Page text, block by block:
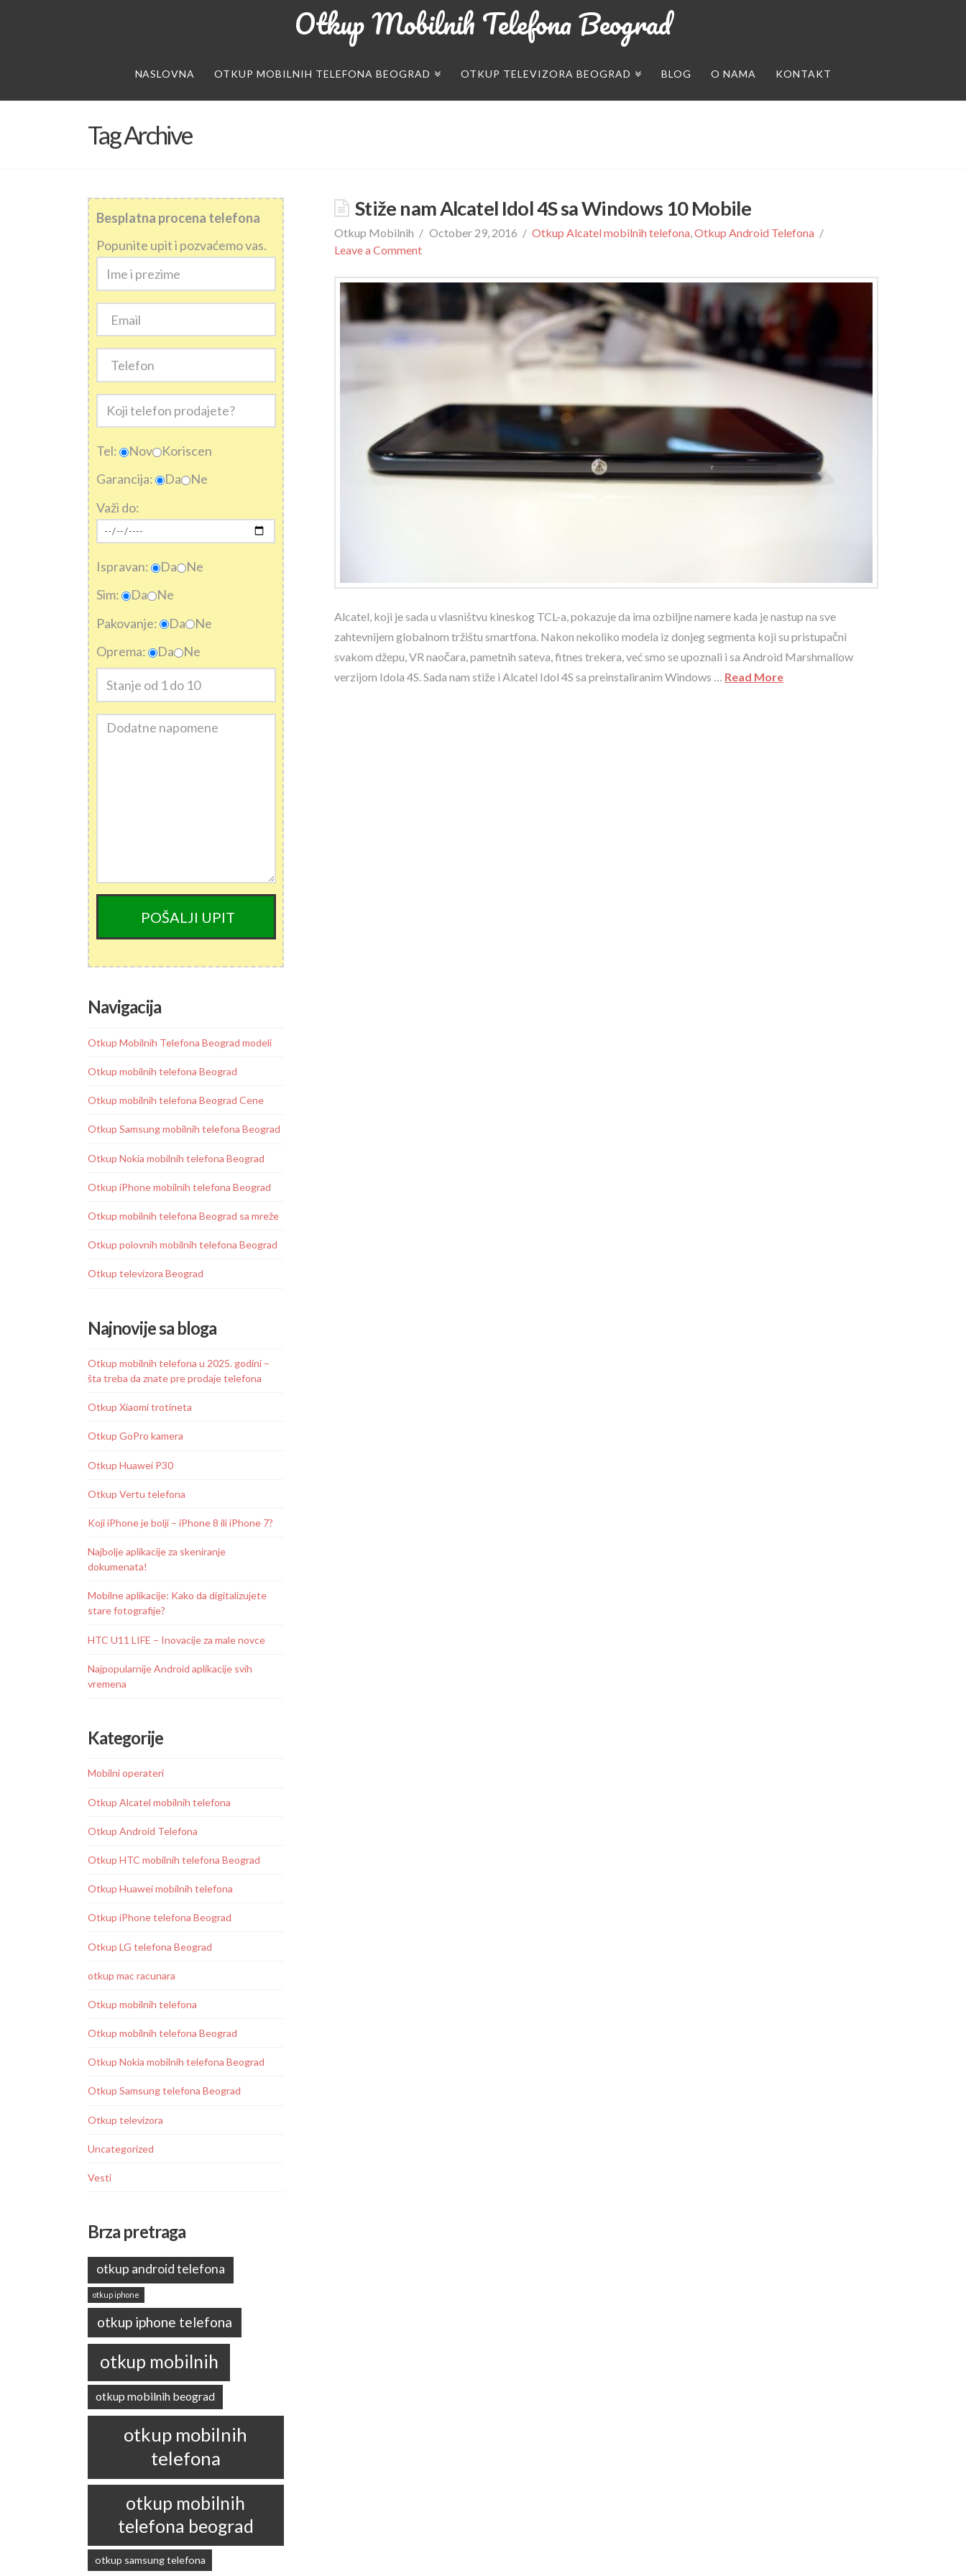
Otkup Mobilnih Telefona Beograd
NASLOVNA OTKUP MOBILNIH TELEFONA BEOGRAD OTKUP TELEVIZORA BEOGRAD BLOG O NAMA KONTAKT
Tag Archive
Stiže nam Alcatel Idol 4S sa Windows 10 Mobile
Otkup Mobilnih October 29, 2016 Otkup Alcatel mobilnih telefona Otkup Android Telefona
Leave a Comment
Alcatel, koji je sada u vlasništvu kineskog TCL-a, pokazuje da ima ozbiljne namere kada je nastup na sve
zahtevnijem globalnom tržištu smartfona. Nakon nekoliko modela iz donjeg segmenta koji su pristupačni
svakom džepu, VR naočara, pametnih sateva, fitnes trekera, već smo se upoznali i sa Android Marshmallow
verzijom Idola 4S. Sada nam stiže i Alcatel Idol 4S sa preinstaliranim Windows … Read More
Besplatna procena telefona
Popunite upit i pozvaćemo vas.
Tel: Nov
Koriscen
Garancija:
Da
Ne
Važi do:
Ispravan: Da
Ne
Sim:
Da
Ne
Pakovanje:
Da
Ne
Oprema:
Da Ne
Navigacija
Otkup Mobilnih Telefona Beograd modeli
Otkup mobilnih telefona Beograd
Otkup mobilnih telefona Beograd Cene
Otkup Samsung mobilnih telefona Beograd
Otkup Nokia mobilnih telefona Beograd
Otkup iPhone mobilnih telefona Beograd
Otkup mobilnih telefona Beograd sa mreže
Otkup polovnih mobilnih telefona Beograd
Otkup televizora Beograd
Najnovije sa bloga
Otkup mobilnih telefona u 2025. godini –
šta treba da znate pre prodaje telefona
Otkup Xiaomi trotineta
Otkup GoPro kamera
Otkup Huawei P30
Otkup Vertu telefona
Koji iPhone je bolji – iPhone 8 ili iPhone 7?
Najbolje aplikacije za skeniranje
dokumenata!
Mobilne aplikacije: Kako da digitalizujete
stare fotografije?
HTC U11 LIFE – Inovacije za male novce
Najpopularnije Android aplikacije svih
vremena
Kategorije
Mobilni operateri
Otkup Alcatel mobilnih telefona
Otkup Android Telefona
Otkup HTC mobilnih telefona Beograd
Otkup Huawei mobilnih telefona
Otkup iPhone telefona Beograd
Otkup LG telefona Beograd
otkup mac racunara
Otkup mobilnih telefona
Otkup mobilnih telefona Beograd
Otkup Nokia mobilnih telefona Beograd
Otkup Samsung telefona Beograd
Otkup televizora
Uncategorized
Vesti
Brza pretraga
otkup android telefona
otkup iphone
otkup iphone telefona
otkup mobilnih
otkup mobilnih beograd
otkup mobilnih
telefona
otkup mobilnih
telefona beograd
otkup samsung telefona